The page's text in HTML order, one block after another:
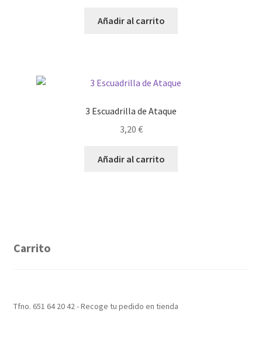
Añadir al carrito
3 Escuadrilla de Ataque
3,20 €
Añadir al carrito
Carrito
Tfno. 651 64 20 42 - Recoge tu pedido en tienda